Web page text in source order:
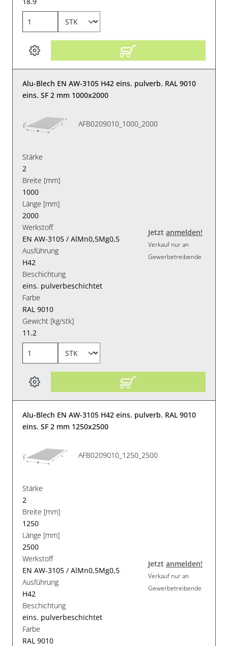
Alu-Blech EN AW-3105 H42 eins. pulverb. RAL 9010
eins. SF 2 mm 1000x2000
AFB0209010_1000_2000
Stärke
2
Breite [mm]
1000
Länge [mm]
2000
Werkstoff
EN AW-3105 / AlMn0,5Mg0,5
Ausführung
H42
Beschichtung
eins. pulverbeschichtet
Farbe
RAL 9010
Gewicht [kg/stk]
11.2
Jetztanmelden!
Verkauf nur an
Gewerbetreibende
Alu-Blech EN AW-3105 H42 eins. pulverb. RAL 9010
eins. SF 2 mm 1250x2500
AFB0209010_1250_2500
Stärke
2
Breite [mm]
1250
Länge [mm]
2500
Werkstoff
EN AW-3105 / AlMn0,5Mg0,5
Ausführung
H42
Beschichtung
eins. pulverbeschichtet
Farbe
RAL 9010
Jetztanmelden!
Verkauf nur an
Gewerbetreibende